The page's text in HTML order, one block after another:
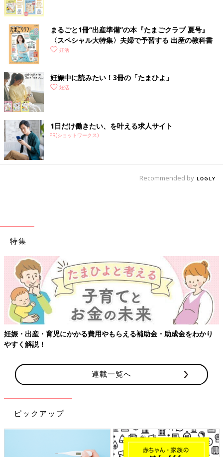
まるごと1冊“出産準備”の本『たまごクラブ 夏号』
〈スペシャル大特集〉夫婦で予習する 出産の教科書
妊活
妊娠中に読みたい！3冊の「たまひよ」
妊活
1日だけ働きたい、を叶える求人サイト
PR(ショットワークス)
Recommended by
特集
妊娠・出産・育児にかかる費用やもらえる補助金・助成金をわかり
やすく解説！
連載一覧へ
ピックアップ